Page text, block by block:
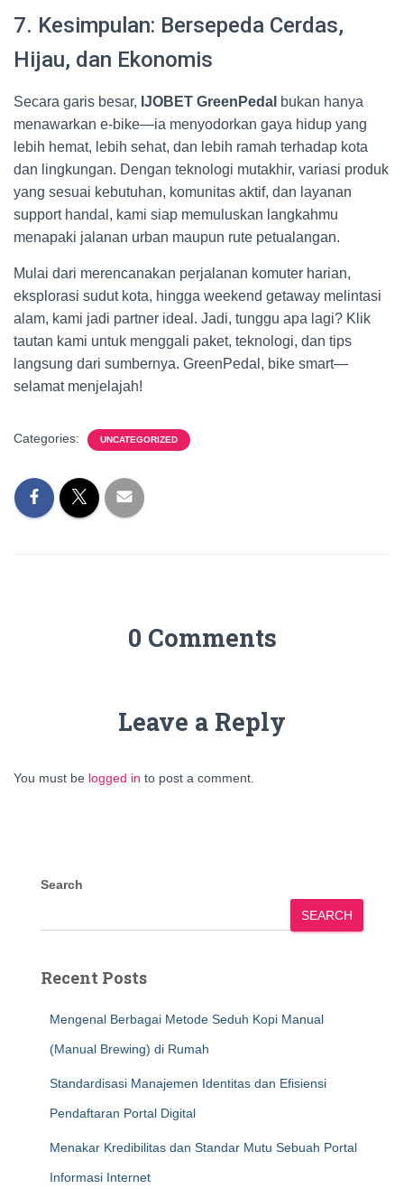
7. Kesimpulan: Bersepeda Cerdas,
Hijau, dan Ekonomis
Secara garis besar, IJOBET GreenPedal bukan hanya
menawarkan e‑bike—ia menyodorkan gaya hidup yang
lebih hemat, lebih sehat, dan lebih ramah terhadap kota
dan lingkungan. Dengan teknologi mutakhir, variasi produk
yang sesuai kebutuhan, komunitas aktif, dan layanan
support handal, kami siap memuluskan langkahmu
menapaki jalanan urban maupun rute petualangan.
Mulai dari merencanakan perjalanan komuter harian,
eksplorasi sudut kota, hingga weekend getaway melintasi
alam, kami jadi partner ideal. Jadi, tunggu apa lagi? Klik
tautan kami untuk menggali paket, teknologi, dan tips
langsung dari sumbernya. GreenPedal, bike smart—
selamat menjelajah!
Categories: UNCATEGORIZED
0 Comments
Leave a Reply
You must be logged in to post a comment.
Search
SEARCH
Recent Posts
Mengenal Berbagai Metode Seduh Kopi Manual
(Manual Brewing) di Rumah
Standardisasi Manajemen Identitas dan Efisiensi
Pendaftaran Portal Digital
Menakar Kredibilitas dan Standar Mutu Sebuah Portal
Informasi Internet